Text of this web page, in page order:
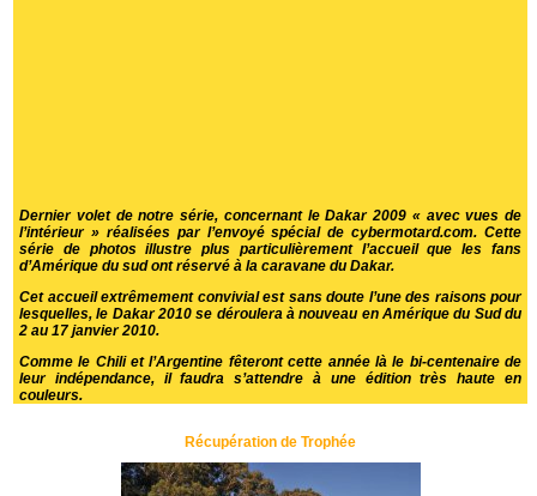
Dernier volet de notre série, concernant le Dakar 2009 « avec vues de
l’intérieur » réalisées par l’envoyé spécial de cybermotard.com. Cette
série de photos illustre plus particulièrement l’accueil que les fans
d’Amérique du sud ont réservé à la caravane du Dakar.
Cet accueil extrêmement convivial est sans doute l’une des raisons pour
lesquelles, le Dakar 2010 se déroulera à nouveau en Amérique du Sud du
2 au 17 janvier 2010.
Comme le Chili et l’Argentine fêteront cette année là le bi-centenaire de
leur indépendance, il faudra s’attendre à une édition très haute en
couleurs.
Récupération de Trophée